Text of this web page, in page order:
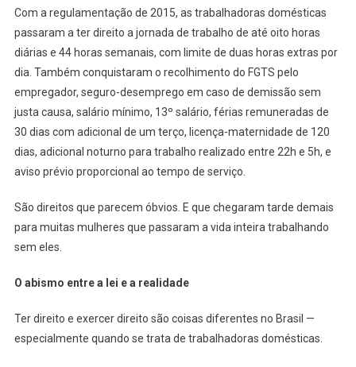
Com a regulamentação de 2015, as trabalhadoras domésticas
passaram a ter direito a jornada de trabalho de até oito horas
diárias e 44 horas semanais, com limite de duas horas extras por
dia. Também conquistaram o recolhimento do FGTS pelo
empregador, seguro-desemprego em caso de demissão sem
justa causa, salário mínimo, 13º salário, férias remuneradas de
30 dias com adicional de um terço, licença-maternidade de 120
dias, adicional noturno para trabalho realizado entre 22h e 5h, e
aviso prévio proporcional ao tempo de serviço.
São direitos que parecem óbvios. E que chegaram tarde demais
para muitas mulheres que passaram a vida inteira trabalhando
sem eles.
O abismo entre a lei e a realidade
Ter direito e exercer direito são coisas diferentes no Brasil —
especialmente quando se trata de trabalhadoras domésticas.